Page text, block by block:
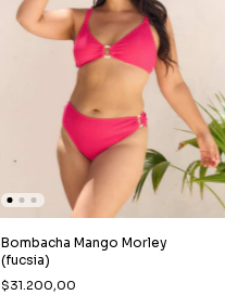
Bombacha Mango Morley
(fucsia)
$31.200,00